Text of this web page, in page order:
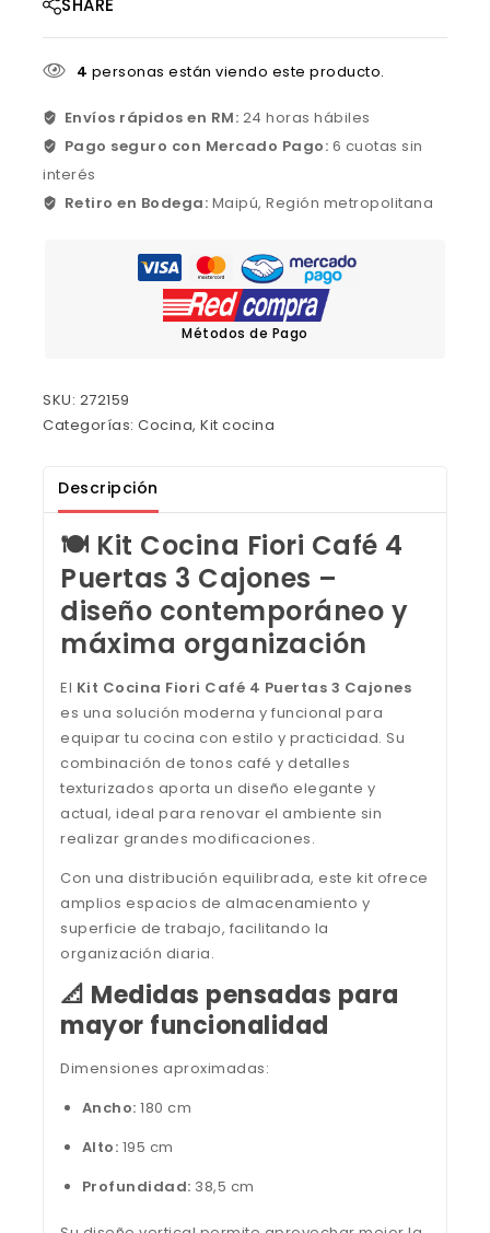
4 personas están viendo este producto.
Envíos rápidos en RM: 24 horas hábiles
Pago seguro con Mercado Pago: 6 cuotas sin
interés
Retiro en Bodega: Maipú, Región metropolitana
Métodos de Pago
SKU: 272159
Categorías: Cocina, Kit cocina
Descripción
🍽️ Kit Cocina Fiori Café 4
Puertas 3 Cajones –
diseño contemporáneo y
máxima organización
El Kit Cocina Fiori Café 4 Puertas 3 Cajones
es una solución moderna y funcional para
equipar tu cocina con estilo y practicidad. Su
combinación de tonos café y detalles
texturizados aporta un diseño elegante y
actual, ideal para renovar el ambiente sin
realizar grandes modificaciones.
Con una distribución equilibrada, este kit ofrece
amplios espacios de almacenamiento y
superficie de trabajo, facilitando la
organización diaria.
📐 Medidas pensadas para
mayor funcionalidad
Dimensiones aproximadas:
Ancho: 180 cm
Alto: 195 cm
Profundidad: 38,5 cm